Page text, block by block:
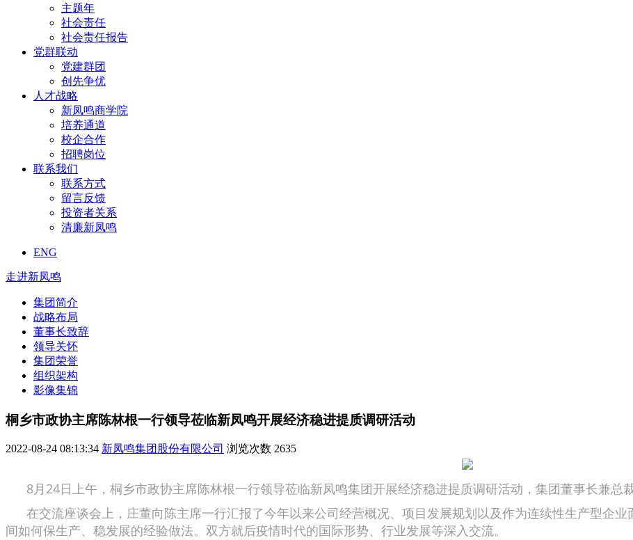
主题年
社会责任
社会责任报告
党群联动
党建群团
创先争优
人才战略
新凤鸣商学院
培养通道
校企合作
招聘岗位
联系我们
联系方式
留言反馈
投资者关系
清廉新凤鸣
ENG
走进新凤鸣
集团简介
战略布局
董事长致辞
领导关怀
集团荣誉
组织架构
影像集锦
桐乡市政协主席陈林根一行领导莅临新凤鸣开展经济稳进提质调研活动
2022-08-24 08:13:34 新凤鸣集团股份有限公司 浏览次数 2635
8月24日上午，桐乡市政协主席陈林根一行领导莅临新凤鸣集团开展经济稳进提质调研活动，集团董事长兼总
在交流座谈会上，庄董向陈主席一行汇报了今年以来公司经营概况、项目发展规划以及作为连续性生产型企
间如何保生产、稳发展的经验做法。双方就后疫情时代的国际形势、行业发展等深入交流。